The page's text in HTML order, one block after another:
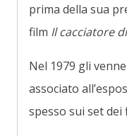
prima della sua
film Il cacciatore
Nel 1979 gli
associato
spesso sui set dei